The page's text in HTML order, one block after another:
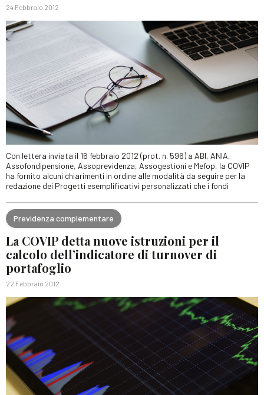
24 Febbraio 2012
Con lettera inviata il 16 febbraio 2012 (prot. n. 596) a ABI, ANIA,
Assofondipensione, Assoprevidenza, Assogestioni e Mefop, la COVIP
ha fornito alcuni chiarimenti in ordine alle modalità da seguire per la
redazione dei Progetti esemplificativi personalizzati che i fondi
Previdenza complementare
La COVIP detta nuove istruzioni per il
calcolo dell’indicatore di turnover di
portafoglio
22 Febbraio 2012